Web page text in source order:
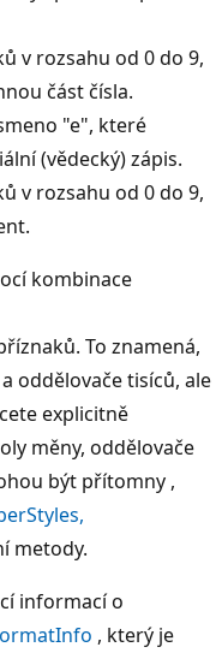
v rozsahu od 0 do 9,
část čísla.
"e", které
(vědecký) zápis.
v rozsahu od 0 do 9,
kombinace
To znamená,
oddělovače tisíců, ale
explicitně
měny, oddělovače
být přítomny ,
metody.
informací o
, který je